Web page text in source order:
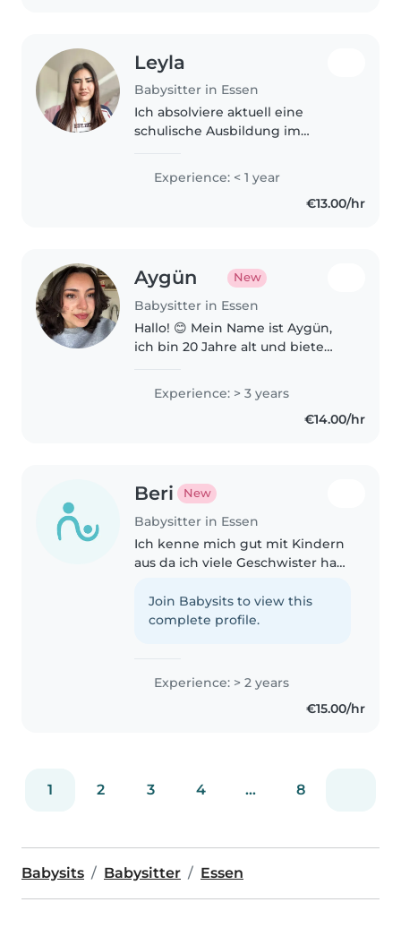
Leyla
Babysitter in Essen
Ich absolviere aktuell eine
schulische Ausbildung im
einer Kita in Essen und sammle
dort täglich praktische
Erfahrungen im Umgang mit
Experience: < 1 year
€13.00/hr
Aygün New
Babysitter in Essen
Hallo! 😊 Mein Name ist Aygün,
ich bin 20 Jahre alt und biete
Kinderbetreuung an. Ich passe
gerne auf Kinder jeden Alters auf
– egal ob für ein paar Stunden,..
Experience: > 3 years
€14.00/hr
Beri New
Babysitter in Essen
Ich kenne mich gut mit Kindern
aus da ich viele Geschwister hab
Tante bin ich bin sehr gut in
English Deutsch und meine
Join Babysits to view this
complete profile.
Experience: > 2 years
€15.00/hr
1 2 3 4 ... 8
Babysits Babysitter Essen